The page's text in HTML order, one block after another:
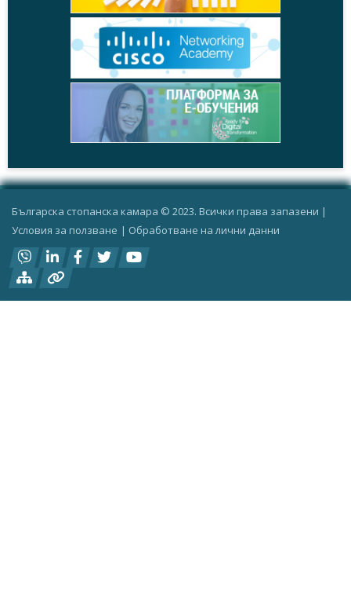
Българска стопанска камара © 2023. Всички права запазени |
Условия за ползване | Oбработване на лични данни